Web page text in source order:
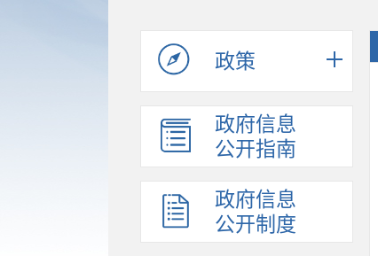
政策
政府信息
公开指南
政府信息
公开制度